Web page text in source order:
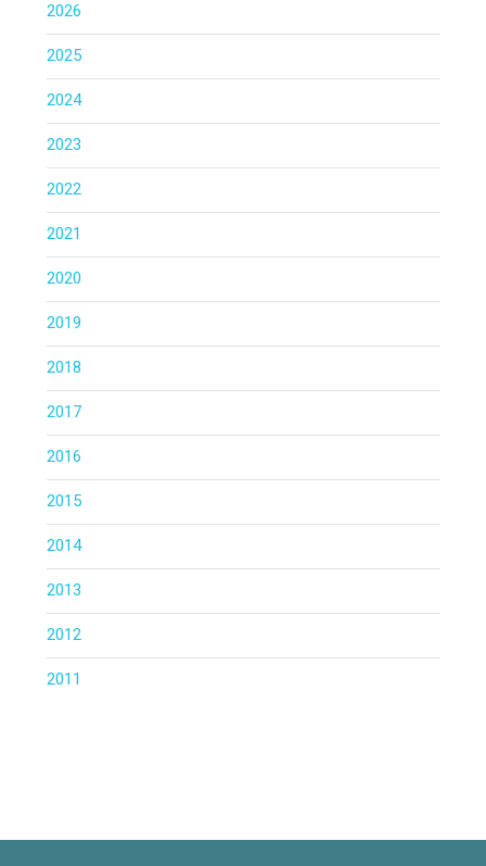
2026
2025
2024
2023
2022
2021
2020
2019
2018
2017
2016
2015
2014
2013
2012
2011